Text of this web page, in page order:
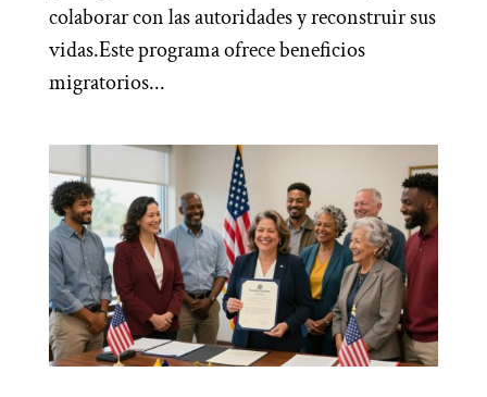
colaborar con las autoridades y reconstruir sus
vidas.Este programa ofrece beneficios
migratorios...